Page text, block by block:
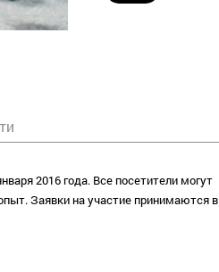
2016 года. Все посетители могут
. Заявки на участие принимаются в